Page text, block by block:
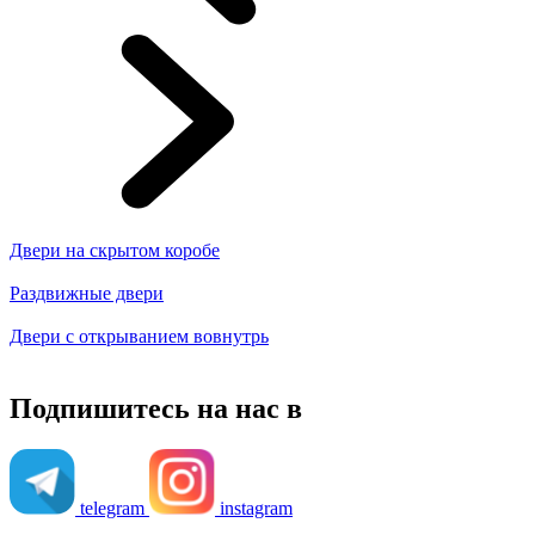
Двери на скрытом коробе
Раздвижные двери
Двери с открыванием вовнутрь
Подпишитесь на нас в
telegram instagram